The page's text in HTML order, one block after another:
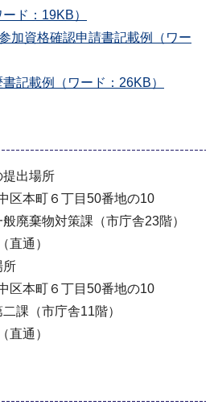
ド：19KB）
加資格確認申請書記載例（ワー
書記載例（ワード：26KB）
出場所
本町６丁目50番地の10
棄物対策課（市庁舎23階）
通）
所
本町６丁目50番地の10
（市庁舎11階）
通）